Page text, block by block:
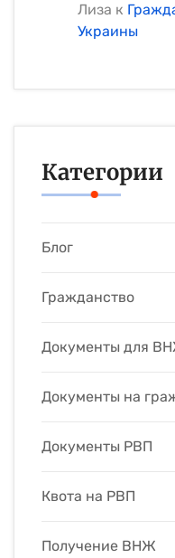
Лиза к
Украины
Категории
Блог
Гражданство
Документы для
Документы на
Документы РВП
Квота на РВП
Получение ВНЖ